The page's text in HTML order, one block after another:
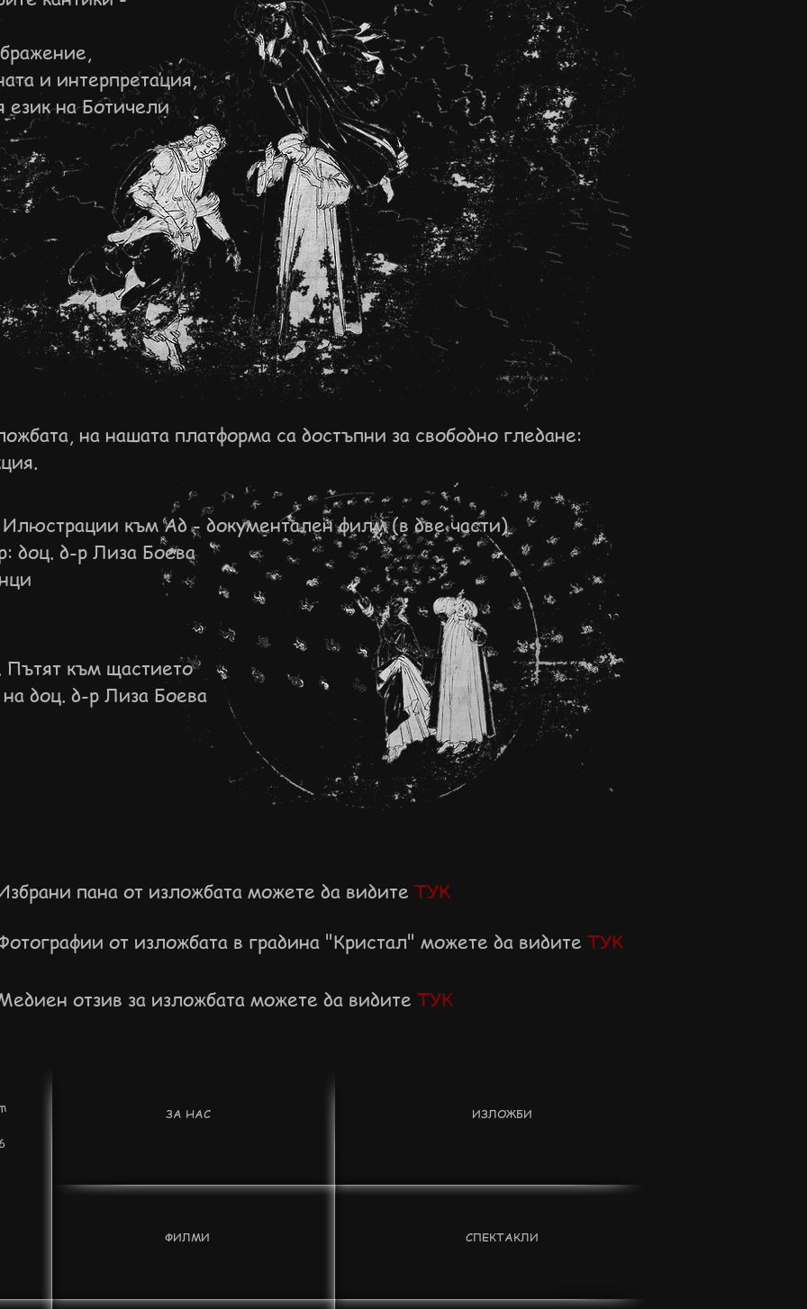
и интерпретация,
език на Ботичели
на нашата платформа са достъпни за свободно гледане:
към щастието
доц. д-р Лиза Боева
към Ад - документален филм (в две части)
доц. д-р Лиза Боева
пана от изложбата можете да видите ТУК
от изложбата в градина "Кристал" можете да видите ТУК
отзив за изложбата можете да видите ТУК
ЗА НАС ИЗЛОЖБИ
ФИЛМИ СПЕКТАКЛИ